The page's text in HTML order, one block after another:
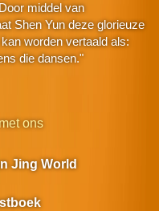
middel van
Shen Yun deze glorieuze
worden vertaald als:
die dansen."
ons
Jing World